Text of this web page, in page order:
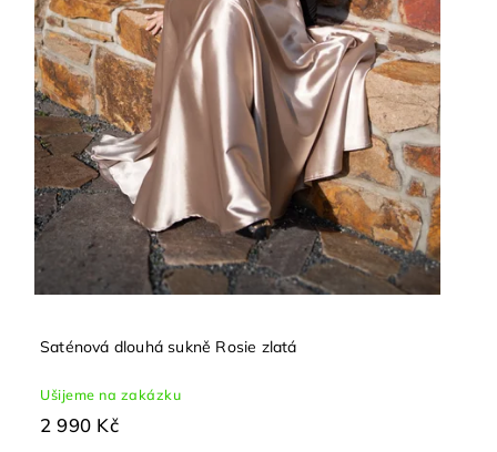
Saténová dlouhá sukně Rosie zlatá
Ušijeme na zakázku
2 990 Kč